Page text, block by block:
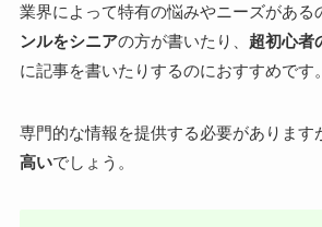
業界によって特有の悩みやニーズがある
ンルをシニアの方が書いたり、 超初心者
に記事を書いたりするのにおすすめです。
専門的な情報を提供する必要があります
高いでしょう。